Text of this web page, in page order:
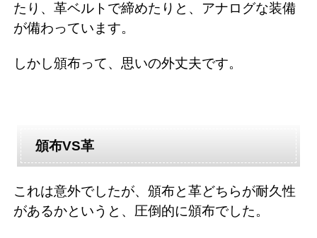
たり、革ベルトで締めたりと、アナログな装備
が備わっています。
しかし頒布って、思いの外丈夫です。
頒布VS革
これは意外でしたが、頒布と革どちらが耐久性
があるかというと、圧倒的に頒布でした。